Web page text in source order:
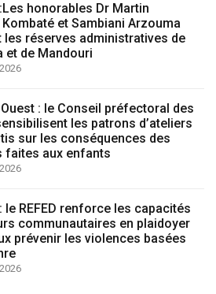
honorables Dr Martin
et Sambiani Arzouma
les réserves administratives de
et de Mandouri
: le Conseil préfectoral des
les patrons d’ateliers
sur les conséquences des
faites aux enfants
le REFED renforce les capacités
communautaires en plaidoyer
prévenir les violences basées